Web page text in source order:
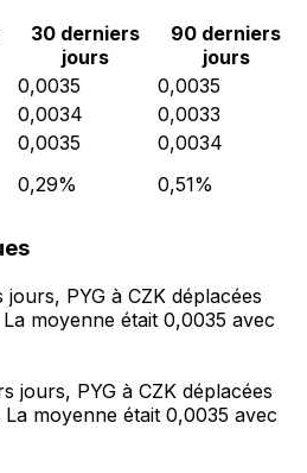
30 derniers
jours
90 derniers
jours
0,0035
0,0035
0,0034
0,0033
0,0035
0,0034
0,29% 0,51%
PYG à CZK déplacées
moyenne était 0,0035 avec
jours, PYG à CZK déplacées
moyenne était 0,0035 avec